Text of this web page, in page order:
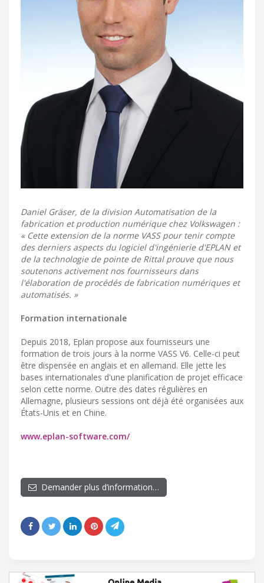
Daniel Gräser, de la division Automatisation de la
fabrication et production numérique chez Volkswagen :
« Cette extension de la norme VASS pour tenir compte
des derniers aspects du logiciel d'ingénierie d'EPLAN et
de la technologie de pointe de Rittal prouve que nous
soutenons activement nos fournisseurs dans
l'élaboration de procédés de fabrication numériques et
automatisés. »
Formation internationale
Depuis 2018, Eplan propose aux fournisseurs une
formation de trois jours à la norme VASS V6. Celle-ci peut
être dispensée en anglais et en allemand. Elle jette les
bases internationales d'une planification de projet efficace
selon cette norme. Outre des dates régulières en
Allemagne, plusieurs sessions ont déjà été organisées aux
États-Unis et en Chine.
www.eplan-software.com/
Demander plus d’information…